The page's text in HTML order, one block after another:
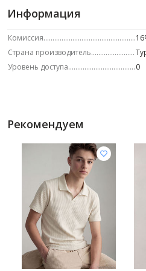
Информация
Комиссия
Страна производитель
Уровень доступа
0
Рекомендуем